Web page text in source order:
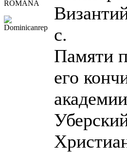
ROMANA
с.
Памяти
его